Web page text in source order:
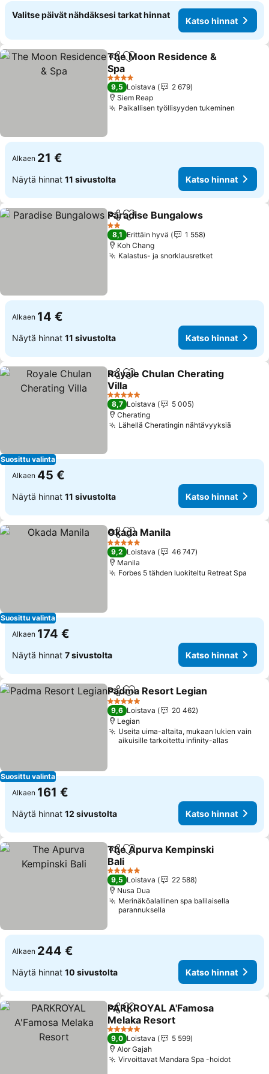
Valitse päivät nähdäksesi tarkat hinnat
Katso hinnat
Jaa Lisää suosikkeihin
The Moon Residence &
Spa
Katso hinnat
4 Tähtiluokitus
9,5 Loistava
2 679
Siem Reap
Paikallisen työllisyyden tukeminen
Alkaen 21 €
Näytä hinnat 11 sivustolta Katso hinnat
Jaa Lisää suosikkeihin
Paradise Bungalows
2 Tähtiluokitus
8,1 Erittäin hyvä
1 558
Koh Chang
Kalastus- ja snorklausretketKatso hinnat
Alkaen 14 €
Näytä hinnat 11 sivustolta Katso hinnat
Suosittu valinta
Jaa Lisää suosikkeihin
Royale Chulan Cherating
Villa
Katso hinnat
5 Tähtiluokitus
8,7 Loistava
5 005
Cherating
Lähellä Cheratingin nähtävyyksiä
Alkaen 45 €
Näytä hinnat 11 sivustolta Katso hinnat
Suosittu valinta
Jaa Lisää suosikkeihin
Okada Manila
5 Tähtiluokitus
9,2 Loistava
46 747
Manila
Forbes 5 tähden luokiteltu Retreat Spa
Alkaen 174 €
Näytä hinnat 7 sivustolta Katso hinnat
Suosittu valinta
Jaa Lisää suosikkeihin
Padma Resort Legian
5 Tähtiluokitus
9,6 Loistava
20 462
Legian
Useita uima-altaita, mukaan lukien vain
aikuisille tarkoitettu infinity-allas
Alkaen 161 €
Näytä hinnat 12 sivustolta Katso hinnat
Jaa Lisää suosikkeihin
The Apurva Kempinski
Bali
Katso hinnat
5 Tähtiluokitus
9,5 Loistava
22 588
Nusa Dua
Merinäköalallinen spa balilaisella
parannuksella
Alkaen 244 €
Näytä hinnat 10 sivustolta Katso hinnat
Jaa Lisää suosikkeihin
PARKROYAL A'Famosa
Melaka Resort
Katso hinnat
5 Tähtiluokitus
9,0 Loistava
5 599
Alor Gajah
Virvoittavat Mandara Spa -hoidotKatso